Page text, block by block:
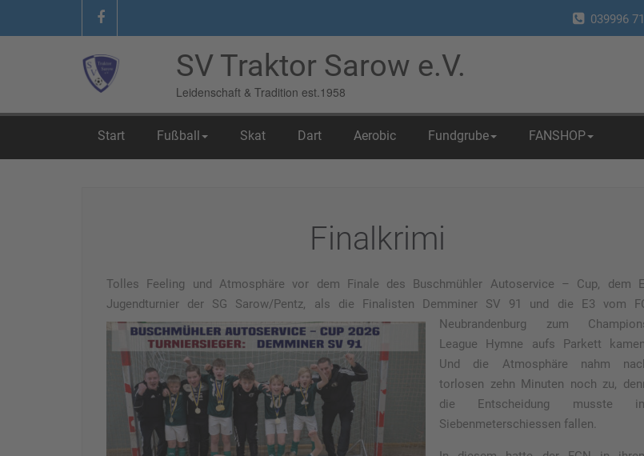
039996
SV Traktor Sarow e.V.
Leidenschaft & Tradition est.1958
Start Fußball Skat Dart Aerobic Fundgrube FANSHOP
Home/ Berichte/ Finalkrimi
Finalkrimi
Tolles Feeling und Atmosphäre vor dem Finale des Buschmühler Autoservice – Cup, dem
Jugendturnier der SG Sarow/Pentz, als die Finalisten Demminer SV 91 und die E3 vom
Neubrandenburg zum
League Hymne aufs Parkett
Und die Atmosphäre nahm
torlosen zehn Minuten noch zu,
die Entscheidung musste
Siebenmeterschiessen fallen.